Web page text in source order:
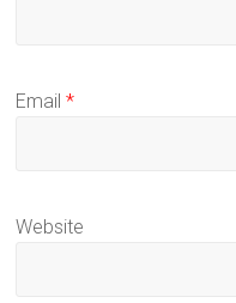
Email*
Website